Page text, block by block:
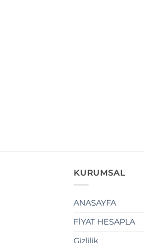
KURUMSAL
ANASAYFA
FİYAT HESAPLA
Gizlilik